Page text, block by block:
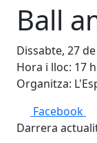
Ball
Dissabte, 27
Hora i lloc: 17
Organitza:
Facebook
Darrera